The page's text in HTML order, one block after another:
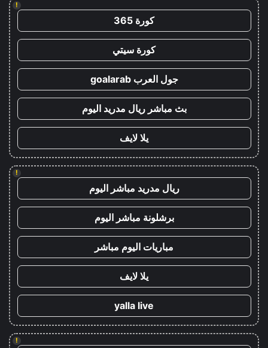
!
كورة 365
كورة سيتي
جول العرب goalarab
بث مباشر ريال مدريد اليوم
يلا لايف
!
ريال مدريد مباشر اليوم
برشلونة مباشر اليوم
مباريات اليوم مباشر
يلا لايف
yalla live
!